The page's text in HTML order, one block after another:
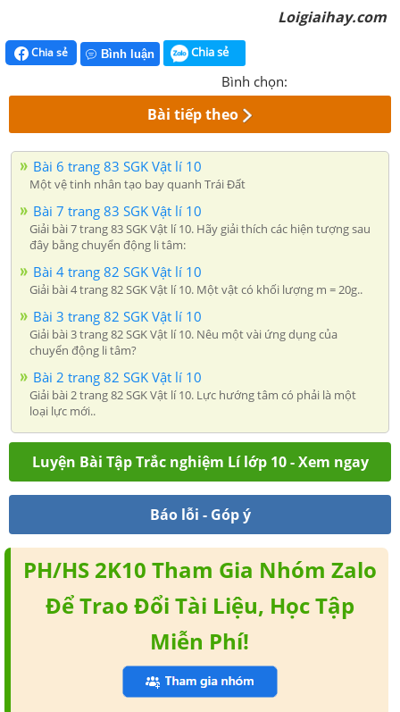
Loigiaihay.com
Chia sẻ Bình luận Chia sẻ
Bình chọn:
Bài tiếp theo
Bài 6 trang 83 SGK Vật lí 10
Một vệ tinh nhân tạo bay quanh Trái Đất
Bài 7 trang 83 SGK Vật lí 10
Giải bài 7 trang 83 SGK Vật lí 10. Hãy giải thích các hiện tượng sau
đây bằng chuyển động li tâm:
Bài 4 trang 82 SGK Vật lí 10
Giải bài 4 trang 82 SGK Vật lí 10. Một vật có khối lượng m = 20g..
Bài 3 trang 82 SGK Vật lí 10
Giải bài 3 trang 82 SGK Vật lí 10. Nêu một vài ứng dụng của
chuyển động li tâm?
Bài 2 trang 82 SGK Vật lí 10
Giải bài 2 trang 82 SGK Vật lí 10. Lực hướng tâm có phải là một
loại lực mới..
Luyện Bài Tập Trắc nghiệm Lí lớp 10 - Xem ngay
Báo lỗi - Góp ý
PH/HS 2K10 Tham Gia Nhóm Zalo
Để Trao Đổi Tài Liệu, Học Tập
Miễn Phí!